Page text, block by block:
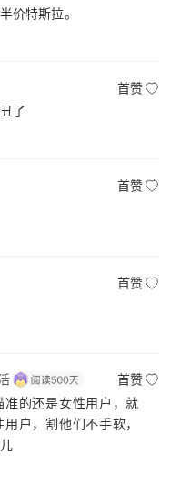
价特斯拉。
首赞
了
首赞
首赞
首赞
的还是女性用户，就
户，割他们不手软，